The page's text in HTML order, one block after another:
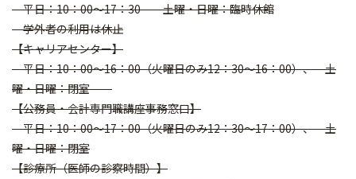
平日：10：00～17：30 土曜・日曜：臨時休館
学外者の利用は休止
【キャリアセンター】
平日：10：00～16：00（火曜日のみ12：30～16：00）、 土
曜・日曜：閉室
【公務員・会計専門職講座事務窓口】
平日：10：00～17：00（火曜日のみ12：30～17：00）、 土
曜・日曜：閉室
【診療所（医師の診察時間）】